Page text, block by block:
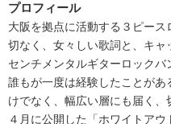
プロフィール
大阪を拠点に活動する３ピース
切なく、女々しい歌詞と、キ
センチメンタルギターロックバ
誰もが一度は経験したことが
けでなく、幅広い層にも届く、
４月に公開した「ホワイトア